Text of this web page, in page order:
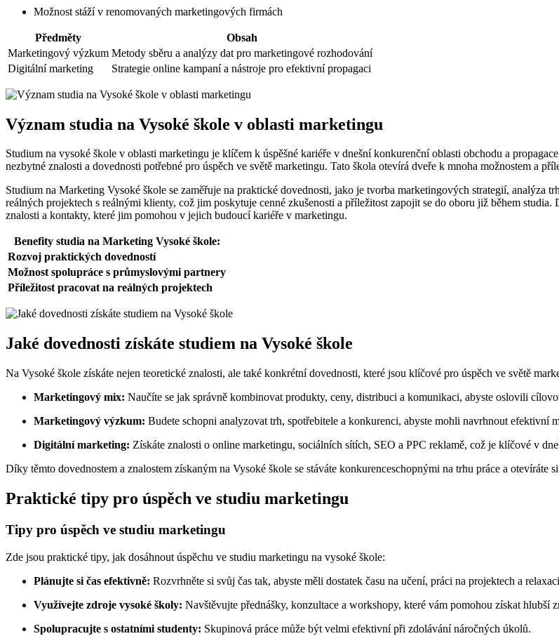
Možnost stáží v renomovaných ⁢marketingových ⁣firmách
Předměty
Obsah
Marketingový výzkum Metody sběru a‌ analýzy dat pro marketingové rozhodování
Digitální marketing
Strategie online kampaní a​ nástroje pro ⁢efektivní propagaci
Význam⁤ studia na Vysoké škole⁣ v oblasti marketingu
Studium na vysoké škole v oblasti marketingu je klíčem k úspěšné⁣ kariéře v dnešní konkurenční oblasti obchodu a
nezbytné znalosti a dovednosti potřebné ⁤pro úspěch ve světě‍ marketingu. Tato škola otevírá dveře k mnoha možnostem a
Studium na Marketing Vysoké škole​ se zaměřuje na praktické dovednosti,⁣ jako ⁢je tvorba marketingových strategií, analýza
reálných projektech s ⁤reálnými klienty, což⁣ jim ​poskytuje cenné zkušenosti a příležitost​ zapojit‍ se​ do oboru⁤ již během
⁣znalosti a kontakty, které jim pomohou v jejich budoucí kariéře v marketingu.
Benefity‌ studia na Marketing Vysoké škole:
Rozvoj praktických dovedností
Možnost ⁣spolupráce s průmyslovými partnery
Příležitost pracovat na⁢ reálných projektech
Jaké dovednosti získáte‍ studiem na Vysoké škole
Na Vysoké škole získáte nejen teoretické znalosti, ale také konkrétní ⁣dovednosti, které ‌jsou ‍klíčové pro‍ úspěch ve‌ světě
Marketingový mix: Naučíte se jak správně kombinovat ‍produkty, ceny, distribuci a komunikaci, abyste oslovili
Marketingový výzkum: Budete schopni analyzovat trh, spotřebitele a konkurenci, abyste mohli navrhnout efektivní
Digitální marketing: Získáte znalosti o online marketingu, ⁤sociálních sítích,‌ SEO a PPC reklamě, což je​ klíčové v
Díky ‍těmto dovednostem ‌a znalostem získaným na Vysoké škole se stáváte konkurenceschopnými na trhu práce a otevíráte
Praktické tipy pro úspěch⁣ ve studiu marketingu
Tipy pro úspěch ve ​studiu marketingu
Zde jsou praktické⁤ tipy,⁣ jak dosáhnout úspěchu ve ⁤studiu‍ marketingu na vysoké⁣ škole:
Plánujte si čas ⁣efektivně: Rozvrhněte⁤ si svůj čas tak, abyste měli dostatek času na učení, ⁣práci na projektech a
Využívejte zdroje vysoké školy: Navštěvujte přednášky, konzultace a workshopy, které vám pomohou⁢ získat hlubší
Spolupracujte s ostatními studenty: Skupinová práce může⁣ být velmi efektivní při zdolávání⁣ náročných úkolů.